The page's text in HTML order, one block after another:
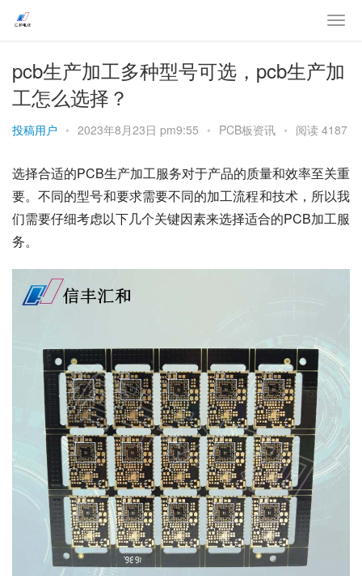
pcb生产加工多种型号可选，pcb生产加
工怎么选择？
投稿用户 • 2023年8月23日 pm9:55 • PCB板资讯 • 阅读 4187
选择合适的PCB生产加工服务对于产品的质量和效率至关重
要。不同的型号和要求需要不同的加工流程和技术，所以我
们需要仔细考虑以下几个关键因素来选择适合的PCB加工服
务。